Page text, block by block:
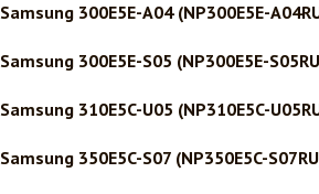
Samsung 300E5E-A04 (NP300E5E-
Samsung 300E5E-S05 (NP300E5E-
Samsung 310E5C-U05 (NP310E5C-
Samsung 350E5C-S07 (NP350E5C-